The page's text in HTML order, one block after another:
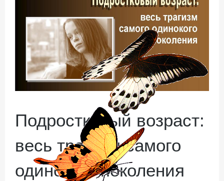
Подростковый возраст:
весь трагизм самого
одинокого поколения